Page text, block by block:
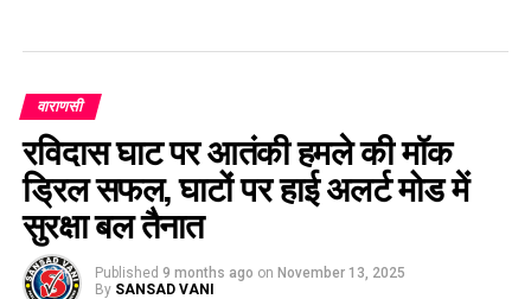
वाराणसी
रविदास घाट पर आतंकी हमले की मॉक
ड्रिल सफल, घाटों पर हाई अलर्ट मोड में
सुरक्षा बल तैनात
Published 9 months ago on November 13, 2025
By SANSAD VANI